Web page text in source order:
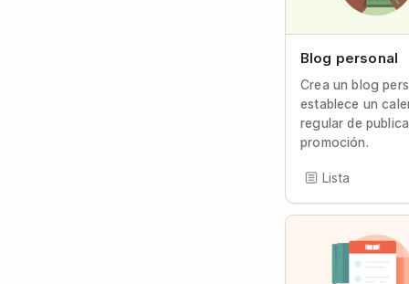
Blog personal
Crea un blog
establece un
regular de
promoción.
Lista